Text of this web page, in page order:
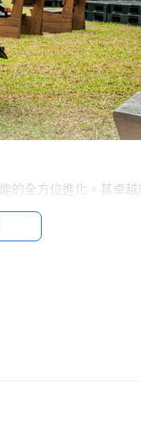
的全方位進化。其卓
，成為白牌速可達新